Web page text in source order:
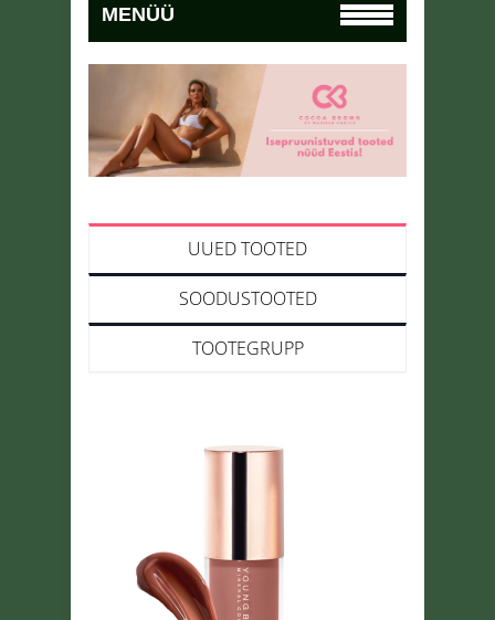
MENÜÜ
UUED TOOTED
SOODUSTOOTED
TOOTEGRUPP